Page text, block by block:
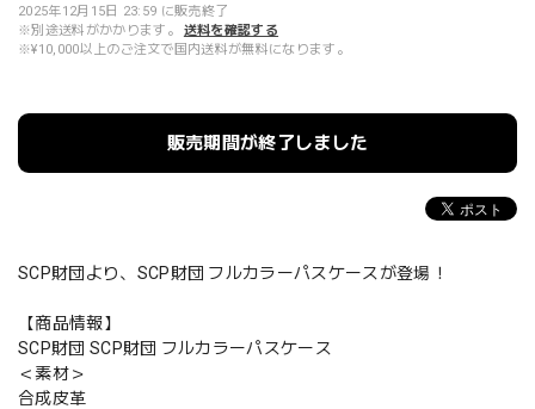
2025年12月15日 23:59 に販売終了
※別途送料がかかります。
送料を確認する
※¥10,000以上のご注文で国内送料が無料になります。
販売期間が終了しました
SCP財団より、SCP財団 フルカラーパスケースが登場！
【商品情報】
SCP財団 SCP財団 フルカラーパスケース
＜素材＞
合成皮革